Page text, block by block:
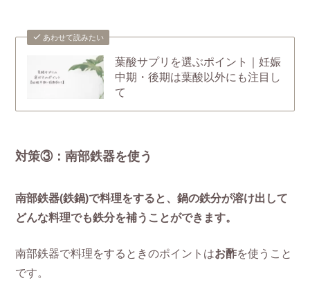
あわせて読みたい
葉酸サプリを選ぶポイント｜妊娠
中期・後期は葉酸以外にも注目し
て
対策③：南部鉄器を使う
南部鉄器(鉄鍋)で料理をすると、鍋の鉄分が溶け出して
どんな料理でも鉄分を補うことができます。
南部鉄器で料理をするときのポイントはお酢を使うこと
です。